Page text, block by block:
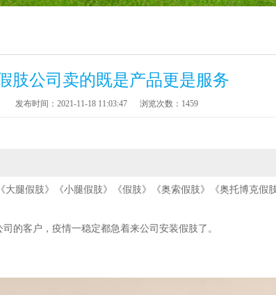
肢公司卖的既是产品更是服务
发布时间：2021-11-18 11:03:47 浏览次数：1459
大腿假肢》《小腿假肢》《假肢》《奥索假肢》《奥托博克假肢
的客户，疫情一稳定都急着来公司安装假肢了。